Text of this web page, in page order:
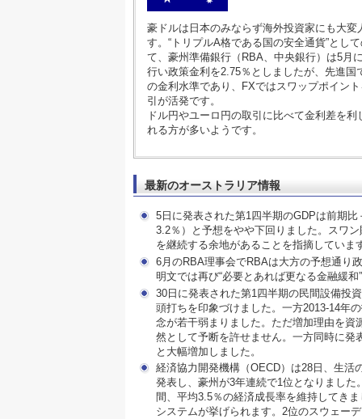
豪ドルは日本のみならず海外投資家にも大変
す。“トリプルA格である国の安全通貨”とし
て、豪州準備銀行（RBA、中央銀行）は5月
行い政策金利を2.75％としましたが、先進国
の金利水準であり、FXではスワップポイン
引が活発です。
ドル円やユーロ円の取引に比べて金利差を
れる方が多いようです。
最新のオーストラリア情報
5日に発表された第1四半期のGDPは前期
3.2％）と予想をやや下回りました。スワ
を継続する余地があることを指摘していま
6月のRBA理事会でRBAは大方の予想通り
明文では再び“必要とあれば更なる金融緩
30日に発表された第1四半期の民間設備投
頭打ちを印象づけました。一方2013-14年
念が若干弱まりました。ただ増加理由を
然として予断を許せません。一方同時に
と大幅増加しました。
経済協力開発機構（OECD）は28日、生活
発表し、豪州が3年連続で1位となりまし
間、平均3.5％の経済成長率を維持してき
システムが挙げられます。2位のスウェー